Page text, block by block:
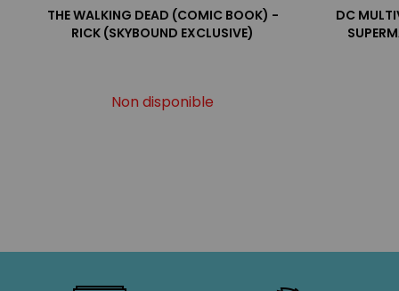
THE WALKING DEAD (COMIC BOOK) -
RICK (SKYBOUND EXCLUSIVE)
Non disponible
DC